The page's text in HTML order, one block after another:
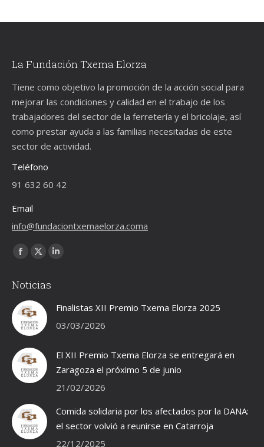
La Fundación Txema Elorza
Tiene como objetivo la promoción de la acción social para
mejorar las condiciones y calidad en el trabajo de los
trabajadores del sector de la ferretería y el bricolaje, así
como prestar ayuda a las familias necesitadas de este
sector de actividad.
Teléfono
91 632 60 42
Email
info@fundaciontxemaelorza.coma
Encuéntranos en:
Facebook
opens
in
new
window
X
opens
in
new
window
Linkedin
in
Noticias
Finalistas XII Premio Txema Elorza 2025
03/03/2026
El XII Premio Txema Elorza se entregará en
Zaragoza el próximo 5 de junio
21/02/2026
Comida solidaria por los afectados por la DANA:
el sector volvió a reunirse en Catarroja
22/12/2025